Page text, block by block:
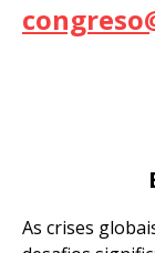
As crises